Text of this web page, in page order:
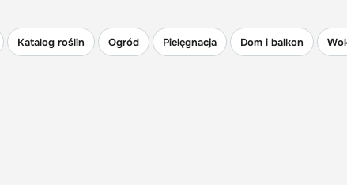
Katalog roślin Ogród Pielęgnacja Dom i balkon